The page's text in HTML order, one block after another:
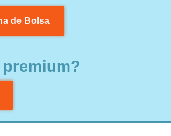
de Bolsa